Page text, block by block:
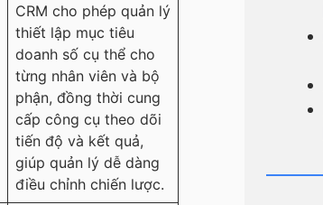
CRM cho phép quản lý
thiết lập mục tiêu
doanh số cụ thể cho
từng nhân viên và bộ
phận, đồng thời cung
cấp công cụ theo dõi
tiến độ và kết quả,
giúp quản lý dễ dàng
điều chỉnh chiến lược.